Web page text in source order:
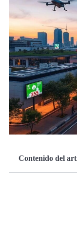
Contenido del